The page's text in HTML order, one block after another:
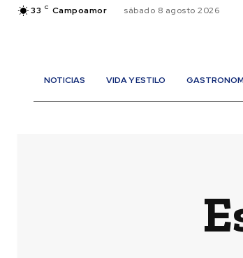
33 C Campoamor sábado 8 agosto 2026
NOTICIAS VIDA Y ESTILO